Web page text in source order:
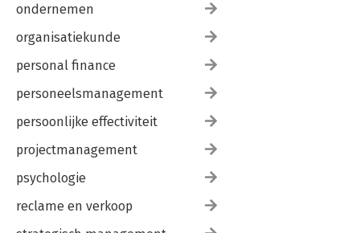
ondernemen
organisatiekunde
personal finance
personeelsmanagement
persoonlijke effectiviteit
projectmanagement
psychologie
reclame en verkoop